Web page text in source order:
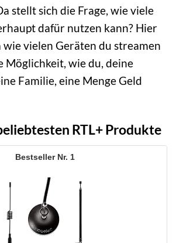
stellt sich die Frage, wie viele
dafür nutzen kann? Hier
vielen Geräten du streamen
Möglichkeit, wie du, deine
Familie, eine Menge Geld
RTL+ Produkte
1